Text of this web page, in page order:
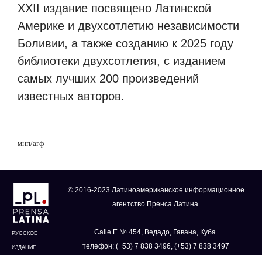
XXII издание посвящено Латинской
Америке и двухсотлетию независимости
Боливии, а также созданию к 2025 году
библиотеки двухсотлетия, с изданием
самых лучших 200 произведений
известных авторов.
мнп/агф
РУССКОЕ
ИЗДАНИЕ
© 2016-2023 Латиноамериканское информационное
агентство Пренса Латина.
Calle E № 454, Ведадо, Гавана, Куба.
телефон: (+53) 7 838 3496, (+53) 7 838 3497